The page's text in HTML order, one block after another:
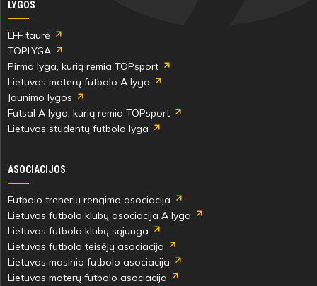
LYGOS
LFF taurė
TOPLYGA
Pirma lyga, kurią remia TOPsport
Lietuvos moterų futbolo A lyga
Jaunimo lygos
Futsal A lyga, kurią remia TOPsport
Lietuvos studentų futbolo lyga
ASOCIACIJOS
Futbolo trenerių rengimo asociacija
Lietuvos futbolo klubų asociacija A lyga
Lietuvos futbolo klubų sąjunga
Lietuvos futbolo teisėjų asociacija
Lietuvos masinio futbolo asociacija
Lietuvos moterų futbolo asociacija